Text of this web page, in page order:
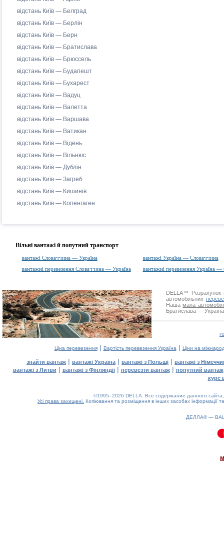
відстань Київ — Белград
відстань Київ — Берлін
відстань Київ — Берн
відстань Київ — Братислава
відстань Київ — Брюссель
відстань Київ — Будапешт
відстань Київ — Бухарест
відстань Київ — Вадуц
відстань Київ — Валетта
відстань Київ — Варшава
відстань Київ — Ватикан
відстань Київ — Відень
відстань Київ — Вільнюс
відстань Київ — Дублін
відстань Київ — Загреб
відстань Київ — Кишинів
відстань Київ — Копенгаген
Вільні вантажі й попутний транспорт
вантажі Словаччина — Україна
вантажі Україна — Словаччина
вантажні перевезення Словаччина — Україна
вантажні перевезення Україна —
DELLA™
Розрахунок
автомобільних
Нашамапа
Братислава —
Ціна перевезення| Вартість перевезення Україна | Ціни на
знайти вантаж | вантажі Україна | вантажі з Польщі | вантажі з
вантажі з Литви | вантажі з Фінляндії| перевезти вантаж| попутний вантаж
курс
©1995–2026 DELLA. Все содержание данного
Усі права захищені. Копіювання та розміщення в інших засобах інформації
ДЕЛЛА® —